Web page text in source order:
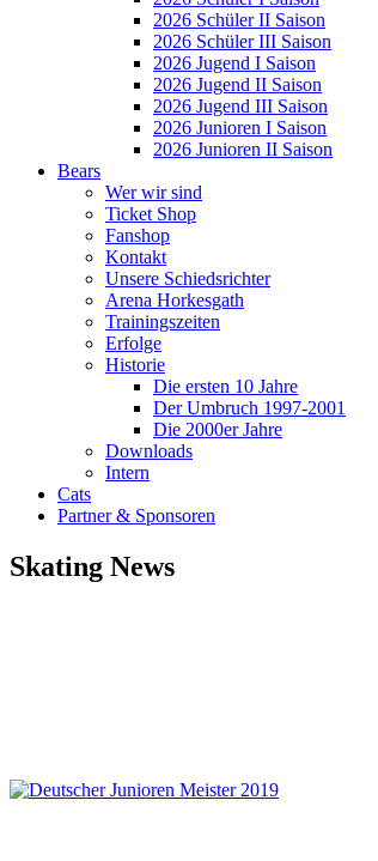
2026 Schüler II Saison
2026 Schüler III Saison
2026 Jugend I Saison
2026 Jugend II Saison
2026 Jugend III Saison
2026 Junioren I Saison
2026 Junioren II Saison
Bears
Wer wir sind
Ticket Shop
Fanshop
Kontakt
Unsere Schiedsrichter
Arena Horkesgath
Trainingszeiten
Erfolge
Historie
Die ersten 10 Jahre
Der Umbruch 1997-2001
Die 2000er Jahre
Downloads
Intern
Cats
Partner & Sponsoren
Skating News